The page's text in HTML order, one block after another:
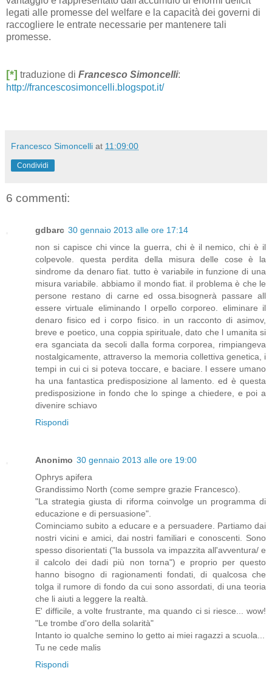
legati alle promesse del welfare e la capacità dei governi di
raccogliere le entrate necessarie per mantenere tali
promesse.
[*] traduzione di Francesco Simoncelli:
http://francescosimoncelli.blogspot.it/
Francesco Simoncelli at 11:09:00
Condividi
6 commenti:
gdbarc 30 gennaio 2013 alle ore 17:14
non si capisce chi vince la guerra, chi è il nemico, chi è il
colpevole. questa perdita della misura delle cose è la
sindrome da denaro fiat. tutto è variabile in funzione di una
misura variabile. abbiamo il mondo fiat. il problema è che le
persone restano di carne ed ossa.bisognerà passare all
essere virtuale eliminando l orpello corporeo. eliminare il
denaro fisico ed i corpo fisico. in un racconto di asimov,
breve e poetico, una coppia spirituale, dato che l umanita si
era sganciata da secoli dalla forma corporea, rimpiangeva
nostalgicamente, attraverso la memoria collettiva genetica, i
tempi in cui ci si poteva toccare, e baciare. l essere umano
ha una fantastica predisposizione al lamento. ed è questa
predisposizione in fondo che lo spinge a chiedere, e poi a
divenire schiavo
Rispondi
Anonimo 30 gennaio 2013 alle ore 19:00
Ophrys apifera
Grandissimo North (come sempre grazie Francesco).
"La strategia giusta di riforma coinvolge un programma di
educazione e di persuasione".
Cominciamo subito a educare e a persuadere. Partiamo dai
nostri vicini e amici, dai nostri familiari e conoscenti. Sono
spesso disorientati ("la bussola va impazzita all'avventura/ e
il calcolo dei dadi più non torna") e proprio per questo
hanno bisogno di ragionamenti fondati, di qualcosa che
tolga il rumore di fondo da cui sono assordati, di una teoria
che li aiuti a leggere la realtà.
E' difficile, a volte frustrante, ma quando ci si riesce... wow!
"Le trombe d'oro della solarità"
Intanto io qualche semino lo getto ai miei ragazzi a scuola...
Tu ne cede malis
Rispondi